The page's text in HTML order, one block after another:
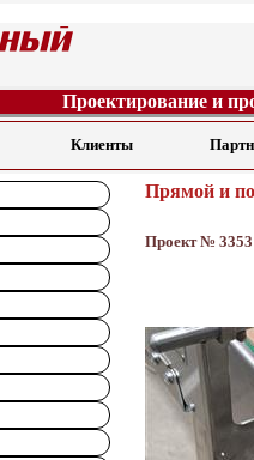
Проектирование и
Клиенты
Прямой и
Проект № 3353